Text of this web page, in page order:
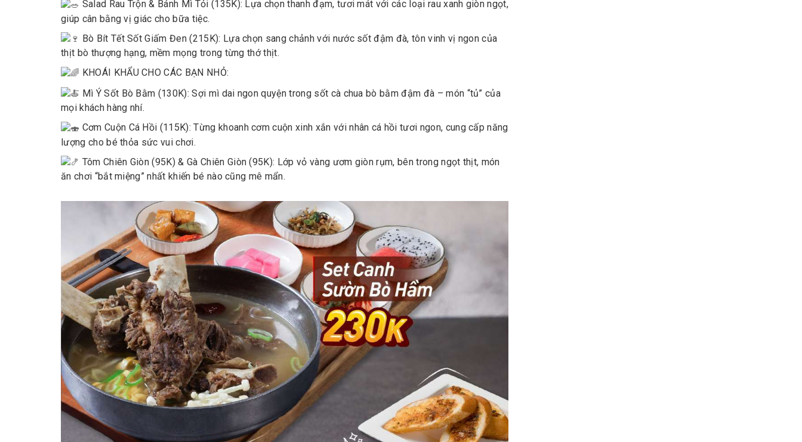
Salad Rau Trộn & Bánh Mì Tỏi (135K): Lựa chọn thanh đạm, tươi mát với các loại rau xanh giòn ngọt,
giúp cân bằng vị giác cho bữa tiệc.
Bò Bít Tết Sốt Giấm Đen (215K): Lựa chọn sang chảnh với nước sốt đậm đà, tôn vinh vị ngon của
thịt bò thượng hạng, mềm mọng trong từng thớ thịt.
KHOÁI KHẨU CHO CÁC BẠN NHỎ:
Mì Ý Sốt Bò Bằm (130K): Sợi mì dai ngon quyện trong sốt cà chua bò bằm đậm đà – món “tủ” của
mọi khách hàng nhí.
Cơm Cuộn Cá Hồi (115K): Từng khoanh cơm cuộn xinh xắn với nhân cá hồi tươi ngon, cung cấp năng
lượng cho bé thỏa sức vui chơi.
Tôm Chiên Giòn (95K) & Gà Chiên Giòn (95K): Lớp vỏ vàng ươm giòn rụm, bên trong ngọt thịt, món
ăn chơi “bắt miệng” nhất khiến bé nào cũng mê mẩn.